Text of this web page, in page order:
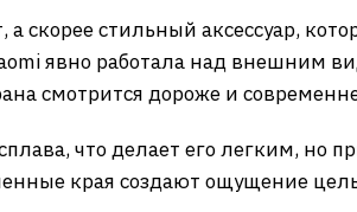
а скорее стильный аксессуар,
явно работала над внешним
смотрится дороже и
что делает его легким, но
края создают ощущение